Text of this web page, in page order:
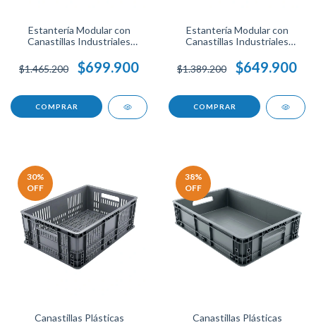
Estantería Modular con
Canastillas Industriales
Bodega, Negocio, Taller u
Hogar.
$1.465.200 $699.900
COMPRAR
Estantería Modular con
Canastillas Industriales
Negocio, Taller u Hogar.
$1.389.200 $649.900
COMPRAR
30%
OFF
Canastillas Plásticas
38%
OFF
Canastillas Plásticas